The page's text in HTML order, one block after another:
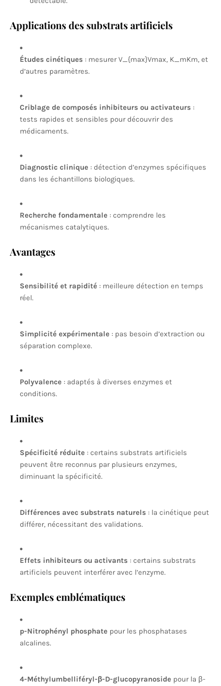
Applications des substrats artificiels
Études cinétiques : mesurerV_{max}Vmax, K_mKm, et
d’autres paramètres.
Criblage de composés inhibiteurs ou activateurs :
tests rapides et sensibles pour découvrir des
médicaments.
Diagnostic clinique : détection d’enzymes spécifiques
dans les échantillons biologiques.
Recherche fondamentale : comprendre les
mécanismes catalytiques.
Avantages
Sensibilité et rapidité : meilleure détection en temps
réel.
Simplicité expérimentale : pas besoin d’extraction ou
séparation complexe.
Polyvalence : adaptés à diverses enzymes et
conditions.
Limites
Spécificité réduite : certains substrats artificiels
peuvent être reconnus par plusieurs enzymes,
diminuant la spécificité.
Différences avec substrats naturels : la cinétique peut
différer, nécessitant des validations.
Effets inhibiteurs ou activants : certains substrats
artificiels peuvent interférer avec l’enzyme.
Exemples emblématiques
p-Nitrophényl phosphate pour les phosphatases
alcalines.
4-Méthylumbelliféryl-β-D-glucopyranoside pour la β-